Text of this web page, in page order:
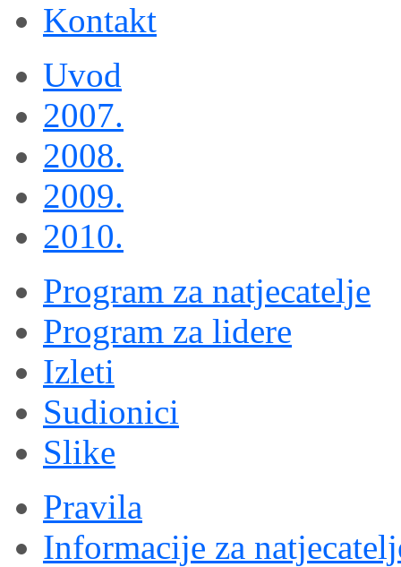
Kontakt
Uvod
2007.
2008.
2009.
2010.
Program za natjecatelje
Program za lidere
Izleti
Sudionici
Slike
Pravila
Informacije za